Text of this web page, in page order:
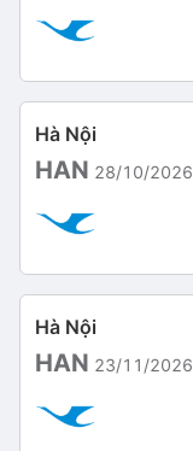
Hà Nội
HAN 28/10/2026
Hà Nội
HAN 23/11/2026